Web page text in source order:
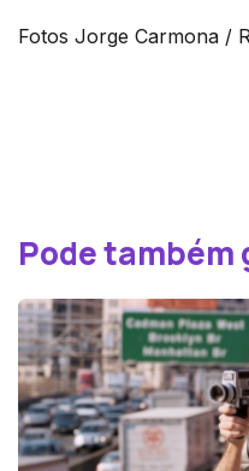
Fotos Jorge Carmona /
Pode também